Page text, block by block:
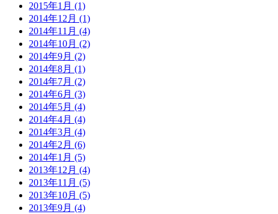
2015年1月 (1)
2014年12月 (1)
2014年11月 (4)
2014年10月 (2)
2014年9月 (2)
2014年8月 (1)
2014年7月 (2)
2014年6月 (3)
2014年5月 (4)
2014年4月 (4)
2014年3月 (4)
2014年2月 (6)
2014年1月 (5)
2013年12月 (4)
2013年11月 (5)
2013年10月 (5)
2013年9月 (4)